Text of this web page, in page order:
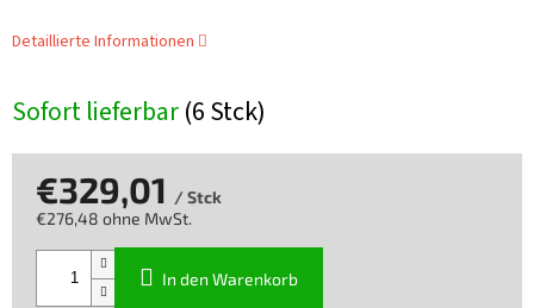
Sofort lieferbar(6 Stck)
Detaillierte Informationen
€329,01 / Stck
€276,48 ohne MwSt.
In den Warenkorb